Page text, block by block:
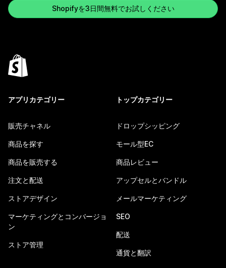
Shopifyを3日間無料でお試しください
アプリカテゴリー
販売チャネル
商品を探す
商品を販売する
注文と配送
ストアデザイン
マーケティングとコンバージョ
ン
ストア管理
トップカテゴリー
ドロップシッピング
モール型EC
商品レビュー
アップセルとバンドル
メールマーケティング
SEO
配送
通貨と翻訳